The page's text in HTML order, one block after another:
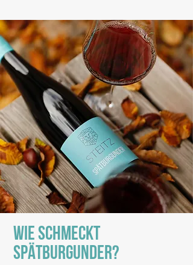
WIE SCHMECKT
SPÄTBURGUNDER?